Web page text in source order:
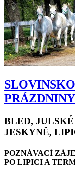
BLED,
JESKYNĚ,
POZNÁVACÍ
PO LIPICI A